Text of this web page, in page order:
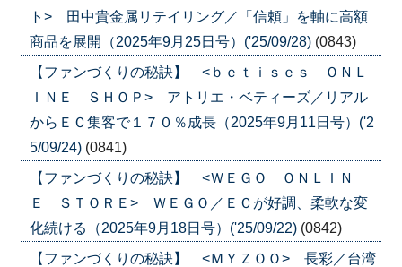
ト> 田中貴金属リテイリング／「信頼」を軸に高額
商品を展開（2025年9月25日号）('25/09/28) (0843)
【ファンづくりの秘訣】 <ｂｅｔｉｓｅｓ ＯＮＬ
ＩＮＥ ＳＨＯＰ> アトリエ・ベティーズ／リアル
からＥＣ集客で１７０％成長（2025年9月11日号）('2
5/09/24) (0841)
【ファンづくりの秘訣】 <ＷＥＧＯ ＯＮＬＩＮ
Ｅ ＳＴＯＲＥ> ＷＥＧＯ／ＥＣが好調、柔軟な変
化続ける（2025年9月18日号）('25/09/22) (0842)
【ファンづくりの秘訣】 <ＭＹＺＯＯ> 長彩／台湾